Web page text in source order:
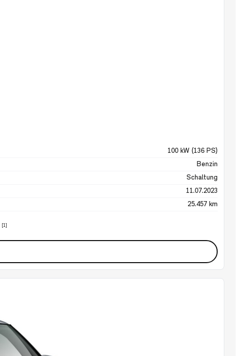
100 kW (136 PS)
Benzin
Schaltung
11.07.2023
25.457 km
[1]